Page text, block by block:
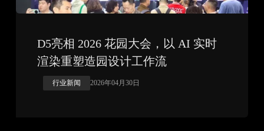
D5亮相 2026 花园大会，以 AI 实时
渲染重塑造园设计工作流
行业新闻 2026年04月30日